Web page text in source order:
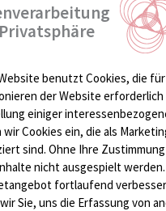
pre-analysis
leader
benutzt Cookies, die für
der Website erforderlich
einiger
Cookies ein, die als
sind. Ohne Ihre
nicht ausgespielt werden.
fortlaufend
Sie, uns die Erfassung von